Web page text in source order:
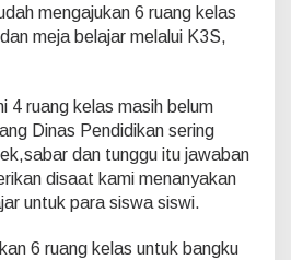
mengajukan 6 ruang kelas
meja belajar melalui K3S,
4 ruang kelas masih belum
Dinas Pendidikan sering
dan tunggu itu jawaban
disaat kami menanyakan
untuk para siswa siswi.
6 ruang kelas untuk bangku